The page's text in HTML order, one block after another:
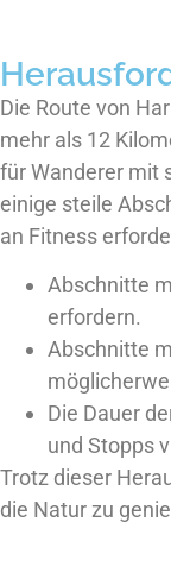
Die Route von
mehr als 12
für Wanderer mit
einige steile
an Fitness
Abschnitte
erfordern.
Abschnitte
Die Dauer
und Stopps
Trotz dieser
die Natur zu